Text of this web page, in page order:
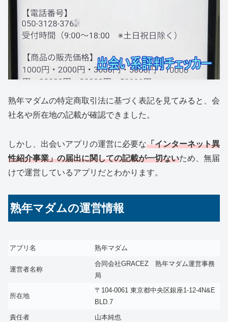
熟年マダムの特定商取引法に基づく表記を見てみると、会
社名や所在地の記載が確認できました。
しかし、出会いアプリの運営に必要な「インターネット異
性紹介事業」の届出に関しての記載が一切ないため、無届
けで運営しているアプリだとわかります。
熟年マダムの運営情報
アプリ名 熟年マダム
運営者名称
合同会社GRACEZ 熟年マダム運営事務
局
所在地
〒104-0061 東京都中央区銀座1-12-4N&E
BLD.7
責任者
山本純也